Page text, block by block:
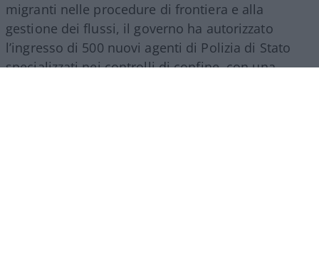
migranti nelle procedure di frontiera e alla
gestione dei flussi, il governo ha autorizzato
l’ingresso di 500 nuovi agenti di Polizia di Stato
specializzati nei controlli di confine, con una